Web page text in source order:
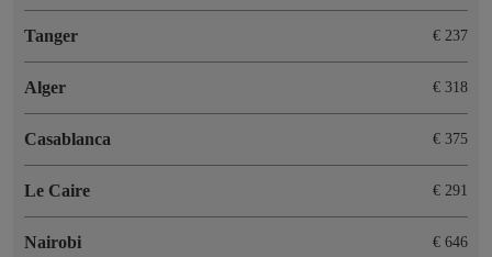
Tanger € 237
Alger € 318
Casablanca € 375
Le Caire € 291
Nairobi € 646